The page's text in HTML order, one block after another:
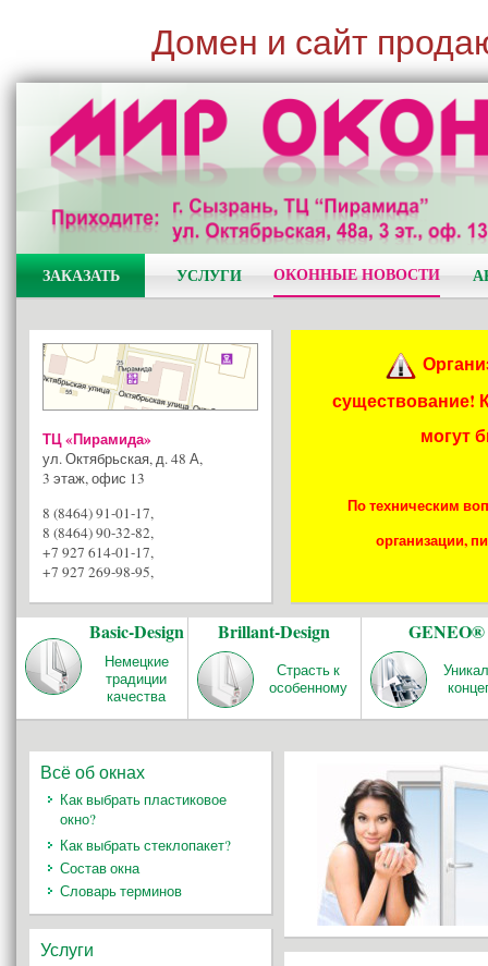
Домен и сайт
ЗАКАЗАТЬ УСЛУГИ ОКОННЫЕ НОВОСТИ
ТЦ «Пирамида»
ул. Октябрьская, д. 48 А,
3 этаж, офис 13
8 (8464) 91-01-17,
8 (8464) 90-32-82,
+7 927 614-01-17,
+7 927 269-98-95,
существование!
могут
По техническим
организации,
Basic-Design
Немецкие
традиции
качества
Brillant-Design
Страсть к
особенному
GENEO®
Всё об окнах
Как выбрать пластиковое
окно?
Как выбрать стеклопакет?
Состав окна
Словарь терминов
Услуги